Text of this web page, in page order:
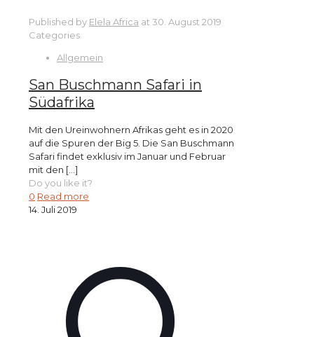
Published by Elela Africa at 30. August 2019
Categories
Allgemein
San Buschmann Safari in
Südafrika
Mit den Ureinwohnern Afrikas geht es in 2020
auf die Spuren der Big 5. Die San Buschmann
Safari findet exklusiv im Januar und Februar
mit den […]
Do you like it?
0 Read more
14. Juli 2019